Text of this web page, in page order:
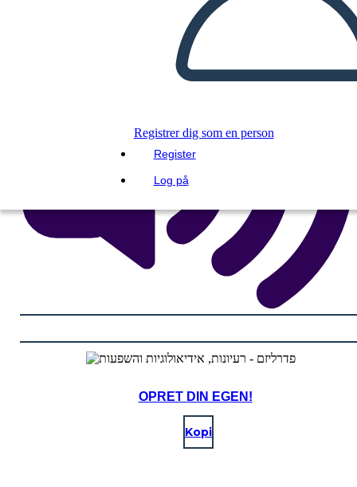
Registrer dig som en person
Register
Log på
OPRET DIN EGEN!
Kopi